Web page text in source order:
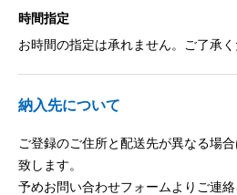
時間指定
お時間の指定は承れません。ご了承く
納入先について
ご登録のご住所と配送先が異なる場
致します。
予めお問い合わせフォームよりご連